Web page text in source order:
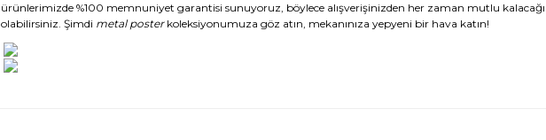
ürünlerimizde %100 memnuniyet garantisi sunuyoruz, böylece alışverişinizden her zaman mutlu
olabilirsiniz. Şimdi metal posterkoleksiyonumuza göz atın, mekanınıza yepyeni bir hava katın!